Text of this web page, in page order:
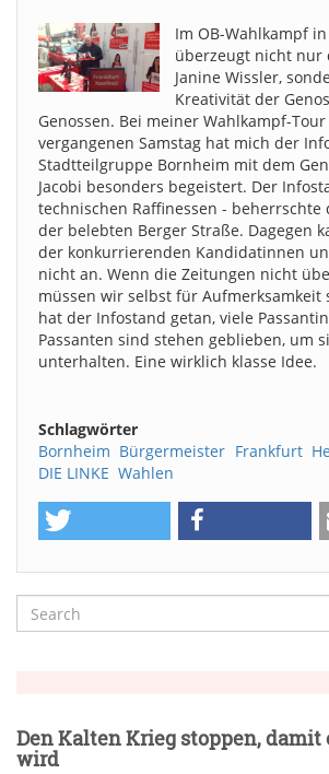
Im OB-Wahlkampf
überzeugt nicht nur
Janine Wissler,
Kreativität der
Genossen. Bei meiner Wahlkampf-Tour
vergangenen Samstag hat mich der
Stadtteilgruppe Bornheim mit dem
Jacobi besonders begeistert. Der
technischen Raffinessen - beherrschte
der belebten Berger Straße. Dagegen
der konkurrierenden Kandidatinnen
nicht an. Wenn die Zeitungen nicht
müssen wir selbst für Aufmerksamkeit
hat der Infostand getan, viele
Passanten sind stehen geblieben, um
unterhalten. Eine wirklich klasse Idee.
Schlagwörter
Bornheim Bürgermeister Frankfurt
DIE LINKE Wahlen
Suche
Search
Den Kalten Krieg stoppen,
wird